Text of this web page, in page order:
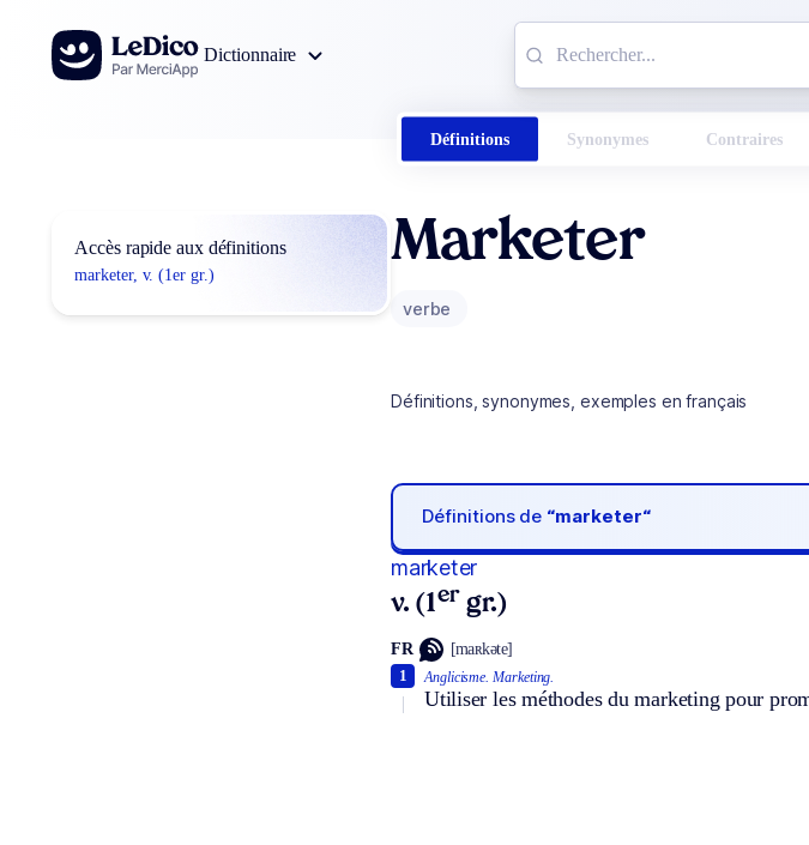
Aller au contenu
Dictionnaire
Définitions Synonymes Contraires
Accès rapide aux définitions
marketer, v. (1er gr.)
Marketer
verbe
Définitions, synonymes, exemples en français
Définitions de “marketer“
marketer
v. (1er gr.)
FR [maʀkəte]
Anglicisme. Marketing.
Utiliser les méthodes du marketing pour
1